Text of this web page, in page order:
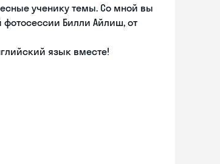
ученику темы. Со мной вы
фотосессии Билли Айлиш, от
язык вместе!